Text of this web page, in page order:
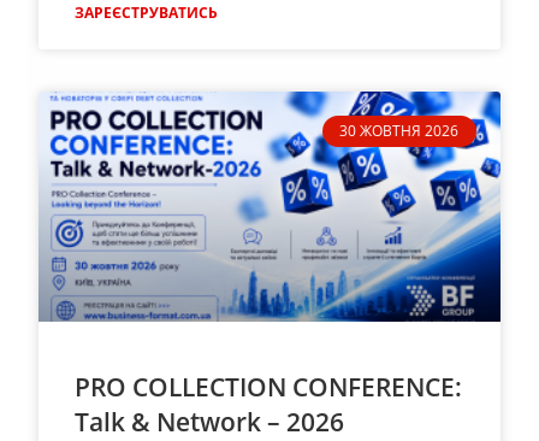
ЗАРЕЄСТРУВАТИСЬ
30 ЖОВТНЯ 2026
PRO COLLECTION CONFERENCE:
Talk & Network – 2026